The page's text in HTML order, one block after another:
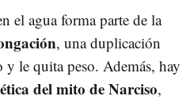
el agua forma parte de la
, una duplicación
le quita peso. Además, hay
del mito de Narciso,